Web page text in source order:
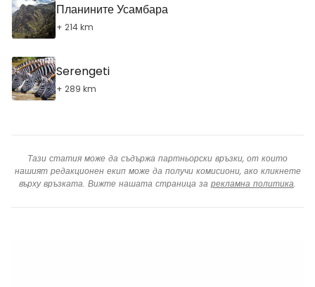
Планините Усамбара
+ 214 km
Serengeti
+ 289 km
Тази статия може да съдържа партньорски връзки, от които
нашият редакционен екип може да получи комисиони, ако кликнете
върху връзката. Вижте нашата страница за рекламна политика.